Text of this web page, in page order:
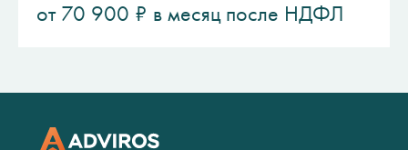
от 70 900 ₽ в месяц после НДФЛ